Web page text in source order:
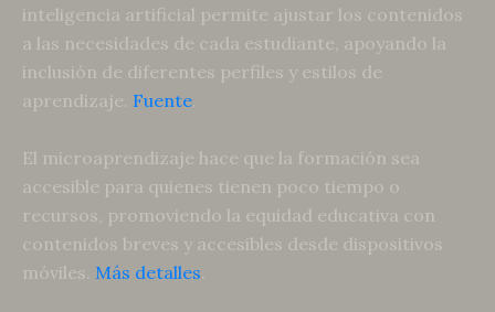
inteligencia artificial permite ajustar los contenidos
a las necesidades de cada estudiante, apoyando la
inclusión de diferentes perfiles y estilos de
aprendizaje. Fuente.
El microaprendizaje hace que la formación sea
accesible para quienes tienen poco tiempo o
recursos, promoviendo la equidad educativa con
contenidos breves y accesibles desde dispositivos
móviles. Más detalles